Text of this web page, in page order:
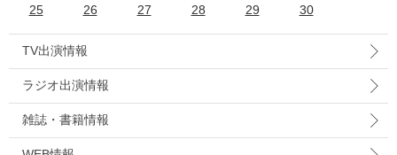
25 26 27 28 29 30
TV出演情報
ラジオ出演情報
雑誌・書籍情報